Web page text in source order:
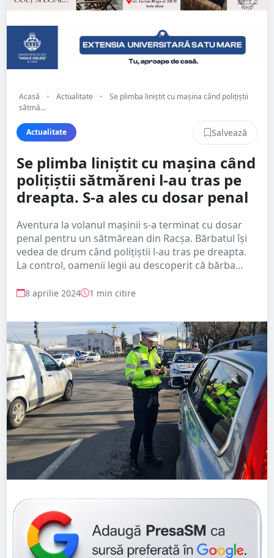
Acasă • Actualitate •
Se plimba liniștit cu mașina când polițiștii
sătmă...
Actualitate Salvează
Se plimba liniștit cu mașina când
polițiștii sătmăreni l-au tras pe
dreapta. S-a ales cu dosar penal
Aventura la volanul mașinii s-a terminat cu dosar
penal pentru un sătmărean din Racșa. Bărbatul își
vedea de drum când polițiștii l-au tras pe dreapta.
La control, oamenii legii au descoperit că bărba...
8 aprilie 2024 1 min citire